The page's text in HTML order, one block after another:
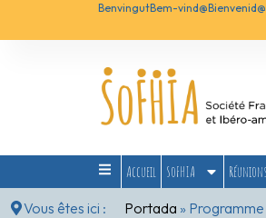
BenvingutBem-vind@Bienvenid@
Accueil SoFHIA
Vous êtes ici :
Portada » Programme